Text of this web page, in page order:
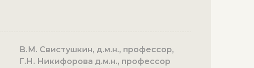
В.М. Свистушкин, д.м.н., профессор,
Г.Н. Никифорова д.м.н., профессор